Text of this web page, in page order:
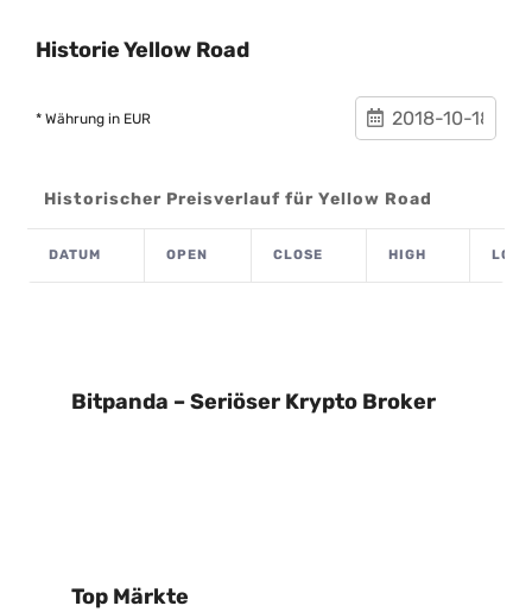
Historie Yellow Road
* Währung in EUR
Historischer Preisverlauf für Yellow Road
DATUM OPEN CLOSE HIGH LOW
Bitpanda – Seriöser Krypto Broker
Top Märkte